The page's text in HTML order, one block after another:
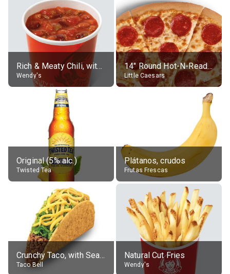
Rich & Meaty Chili, without toppings, large
Wendy's
14" Round Hot-N-Ready Pepperoni Pizza
Little Caesars
Original (5% alc.)
Twisted Tea
Plátanos, crudos
Frutas Frescas
Crunchy Taco, with Seasoned Beef
Taco Bell
Natural Cut Fries
Wendy's